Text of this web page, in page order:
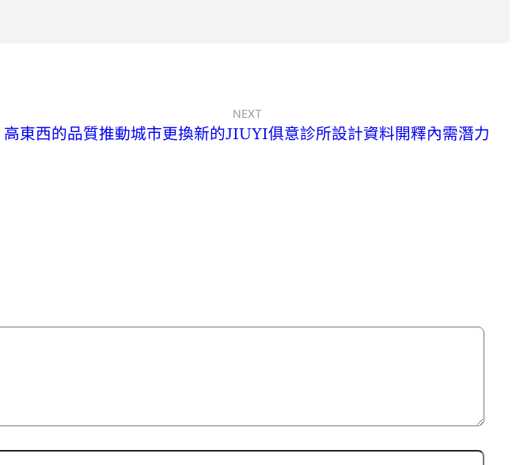
NEXT
高東西的品質推動城市更換新的JIUYI俱意診所設計資料開釋內需潛力